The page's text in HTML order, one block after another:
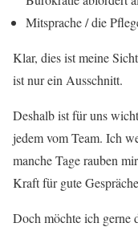
Mit­sprache / die
Klar, dies ist meine
ist nur ein Auss­chnitt.
Deshalb ist für uns
jedem vom Team. Ich
manche Tage rauben
Kraft für gute
Doch möchte ich gerne